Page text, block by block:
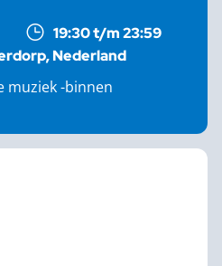
19:30 t/m 23:59
Nederland
muziek -binnen